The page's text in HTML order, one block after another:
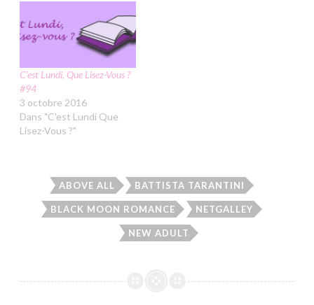
C’est Lundi, Que Lisez-Vous ?
#94
3 octobre 2016
Dans "C'est Lundi Que
Lisez-Vous ?"
ABOVE ALL BATTISTA TARANTINI
BLACK MOON ROMANCE NETGALLEY
NEW ADULT